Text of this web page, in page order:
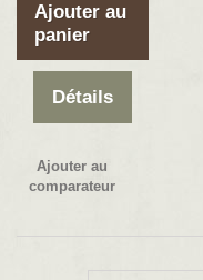
Ajouter au
panier
Détails
Ajouter au
comparateur